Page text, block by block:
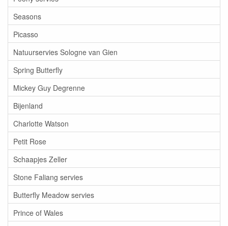
Seasons
Picasso
Natuurservies Sologne van Gien
Spring Butterfly
Mickey Guy Degrenne
Bijenland
Charlotte Watson
Petit Rose
Schaapjes Zeller
Stone Faliang servies
Butterfly Meadow servies
Prince of Wales